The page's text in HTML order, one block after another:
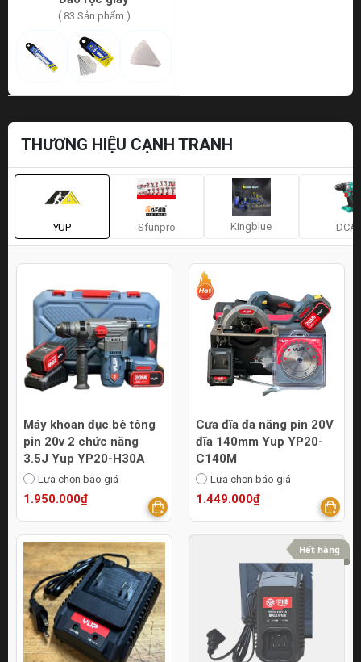
( 83 Sản phẩm )
THƯƠNG HIỆU CẠNH TRANH
YUP Sfunpro Kingblue DCA
Máy khoan đục bê tông
pin 20v 2 chức năng
3.5J Yup YP20-H30A
Lựa chọn báo giá
1.950.000₫
Cưa đĩa đa năng pin 20V
đĩa 140mm Yup YP20-
C140M
Lựa chọn báo giá
1.449.000₫
Hết hàng